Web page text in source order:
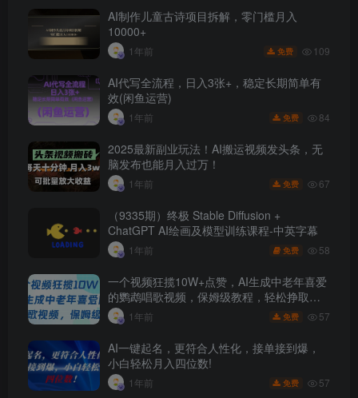
AI制作儿童古诗项目拆解，零门槛月入
10000+
1年前 免费 109
AI代写全流程，日入3张+，稳定长期简单有
效(闲鱼运营)
1年前 免费 84
2025最新副业玩法！AI搬运视频发头条，无
脑发布也能月入过万！
1年前 免费 67
（9335期）终极 Stable Diffusion +
ChatGPT AI绘画及模型训练课程-中英字幕
1年前 免费 58
一个视频狂揽10W+点赞，AI生成中老年喜爱
的鹦鹉唱歌视频，保姆级教程，轻松挣取创
作者分成
1年前 免费 57
AI一键起名，更符合人性化，接单接到爆，
小白轻松月入四位数!
1年前 免费 57